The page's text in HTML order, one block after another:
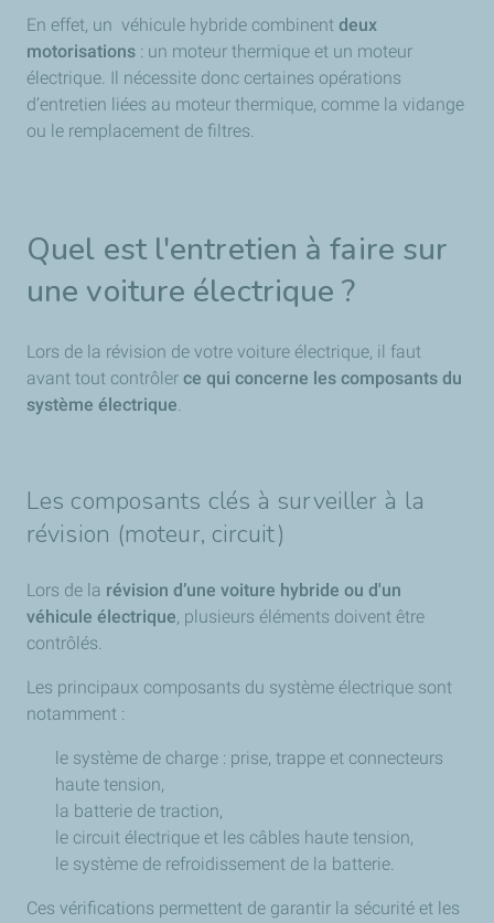
En effet, un véhicule hybride combinent deux
motorisations : un moteur thermique et un moteur
électrique. Il nécessite donc certaines opérations
d’entretien liées au moteur thermique, comme la vidange
ou le remplacement de filtres.
Quel est l'entretien à faire sur
une voiture électrique ?
Lors de la révision de votre voiture électrique, il faut
avant tout contrôler ce qui concerne les composants du
système électrique.
Les composants clés à surveiller à la
révision (moteur, circuit)
Lors de la révision d’une voiture hybride ou d'un
véhicule électrique, plusieurs éléments doivent être
contrôlés.
Les principaux composants du système électrique sont
notamment :
le système de charge : prise, trappe et connecteurs
haute tension,
la batterie de traction,
le circuit électrique et les câbles haute tension,
le système de refroidissement de la batterie.
Ces vérifications permettent de garantir la sécurité et les